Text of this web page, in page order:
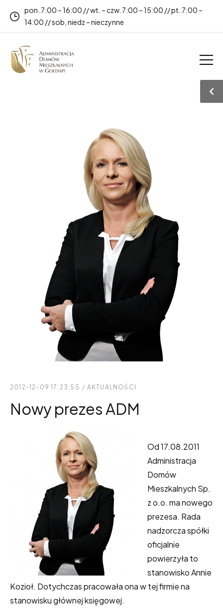
pon. 7:00 – 16:00 // wt. – czw. 7:00 – 15:00 // pt. 7:00 –
14:00 // sob, niedz – nieczynne
2012-12-09 17:23:55 / AKTUALNOŚCI
Nowy prezes ADM
Od 17.08.2011
Administracja
Domów
Mieszkalnych Sp.
z o.o. ma nowego
prezesa. Rada
nadzorcza spółki
oficjalnie
powierzyła to
stanowisko Annie
Kozioł. Dotychczas pracowała ona w tej firmie na
stanowisku głównej księgowej.